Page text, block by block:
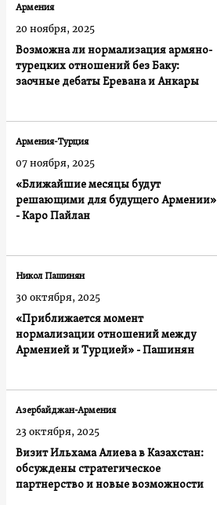
Возможна ли нормализация армяно-
турецких отношений без Баку:
заочные дебаты Еревана и Анкары
Армения
20 ноября, 2025
«Ближайшие месяцы будут
решающими для будущего Армении»
- Каро Пайлан
Армения-Турция
07 ноября, 2025
«Приближается момент
нормализации отношений между
Арменией и Турцией» - Пашинян
Никол Пашинян
30 октября, 2025
Визит Ильхама Алиева в Казахстан:
обсуждены стратегическое
партнерство и новые возможности
Азербайджан-Армения
23 октября, 2025